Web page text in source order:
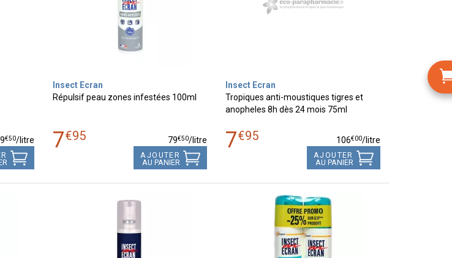
€50/litre
Insect Ecran
Répulsif peau zones infestées 100ml
7€95 79€50/litre
AJOUTER
AU PANIER
Insect Ecran
Tropiques anti-moustiques tigres et
anopheles 8h dès 24 mois 75ml
7€95 106€00/litre
AJOUTER
AU PANIER